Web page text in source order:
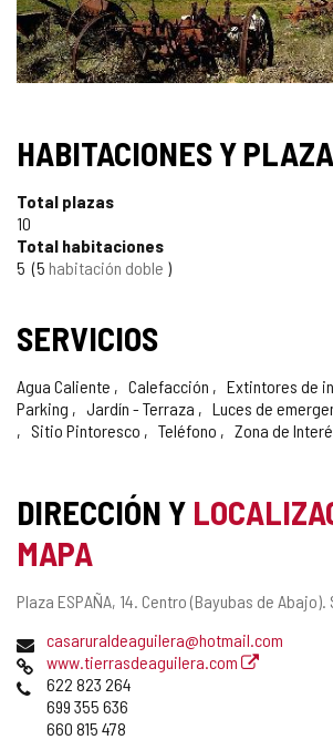
HABITACIONES Y
Total plazas
10
Total habitaciones
5 5 habitación doble
SERVICIOS
Agua Caliente Calefacción Extintores de
Parking
Jardín - Terraza Luces de
Sitio Pintoresco
Teléfono Zona de
DIRECCIÓN Y
MAPA
Dirección
Plaza ESPAÑA, 14. Centro (Bayubas de Abajo).
Dirección
de
correo
electrónico
casaruraldeaguilera@hotmail.com
Página
Web
www.tierrasdeaguilera.com
Teléfonos
622 823 264
699 355 636
660 815 478